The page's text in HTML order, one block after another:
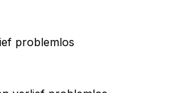
problemlos